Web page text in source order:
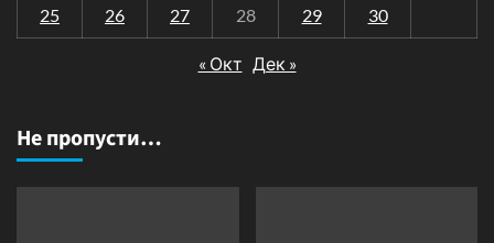
25 26 27 28 29 30
« Окт Дек »
Не пропусти…